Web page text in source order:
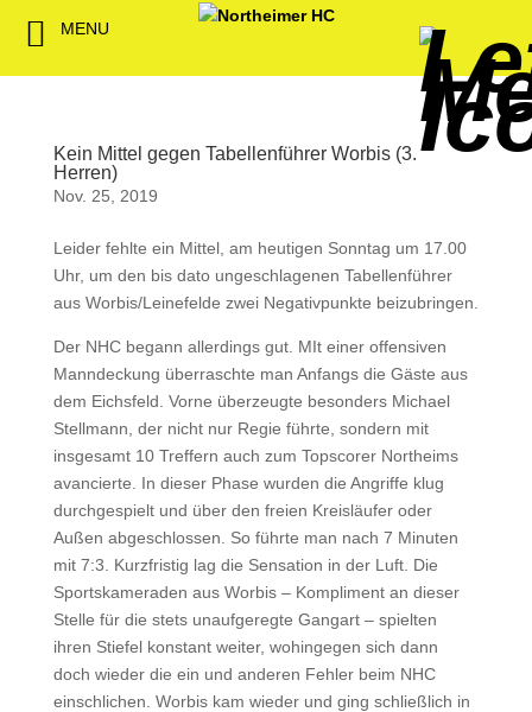
Kein Mittel gegen Tabellenführer Worbis (3.
Herren)
Nov. 25, 2019
Leider fehlte ein Mittel, am heutigen Sonntag um 17.00
Uhr, um den bis dato ungeschlagenen Tabellenführer
aus Worbis/Leinefelde zwei Negativpunkte beizubringen.
Der NHC begann allerdings gut. MIt einer offensiven
Manndeckung überraschte man Anfangs die Gäste aus
dem Eichsfeld. Vorne überzeugte besonders Michael
Stellmann, der nicht nur Regie führte, sondern mit
insgesamt 10 Treffern auch zum Topscorer Northeims
avancierte. In dieser Phase wurden die Angriffe klug
durchgespielt und über den freien Kreisläufer oder
Außen abgeschlossen. So führte man nach 7 Minuten
mit 7:3. Kurzfristig lag die Sensation in der Luft. Die
Sportskameraden aus Worbis – Kompliment an dieser
Stelle für die stets unaufgeregte Gangart – spielten
ihren Stiefel konstant weiter, wohingegen sich dann
doch wieder die ein und anderen Fehler beim NHC
einschlichen. Worbis kam wieder und ging schließlich in
MENU
Back Back
1. Herren
2. Herren
2. Damen
Jugend
Back
Weibliche
Minis &
Spielbetrieb
Back
NHC
Back
Sponsor werden
Spieltagssponsoren
Sponsoren stellen
sich vor
Jobbörse
Back
Fan-Artikel
Back
Organisatorisches
Back
Vorstand
Satzung
FWD
Förderung
Back
Back
Download
Kooperationen
Termine
Intern
Back